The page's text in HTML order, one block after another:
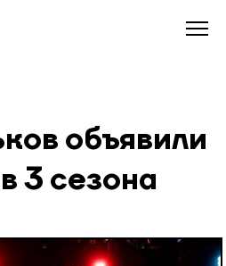
объявили
3 сезона